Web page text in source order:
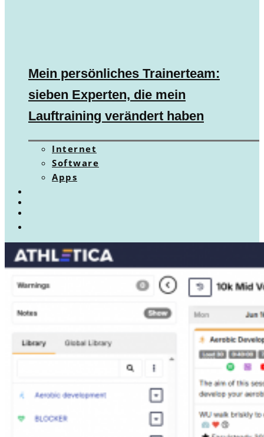
Mein persönliches Trainerteam:
sieben Experten, die mein
Lauftraining verändert haben
Internet
Software
Apps